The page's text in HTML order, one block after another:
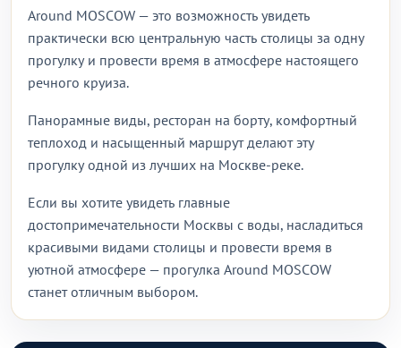
Around MOSCOW — это возможность увидеть
практически всю центральную часть столицы за одну
прогулку и провести время в атмосфере настоящего
речного круиза.
Панорамные виды, ресторан на борту, комфортный
теплоход и насыщенный маршрут делают эту
прогулку одной из лучших на Москве-реке.
Если вы хотите увидеть главные
достопримечательности Москвы с воды, насладиться
красивыми видами столицы и провести время в
уютной атмосфере — прогулка Around MOSCOW
станет отличным выбором.